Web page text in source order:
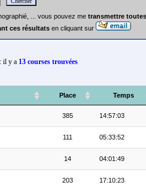
... vous pouvez me transmettre toutes
ces résultats en cliquant sur
il y a 13 courses trouvées
Place Temps
385 14:57:03
111 05:33:52
14 04:01:49
203 17:10:23